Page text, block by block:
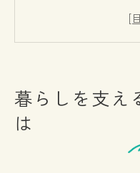
択
家族に寄り添う薬
暮らしを支え
は